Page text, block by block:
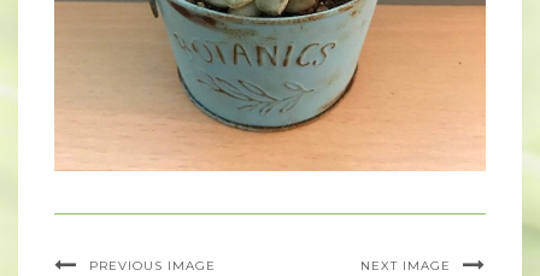
PREVIOUS IMAGE NEXT IMAGE